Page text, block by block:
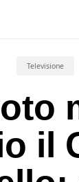
Televisione
il